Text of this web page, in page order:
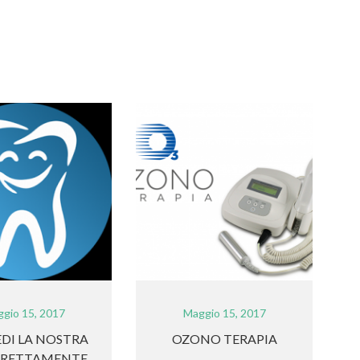
15, 2017
LA NOSTRA
Maggio 15, 2017
OZONO TERAPIA